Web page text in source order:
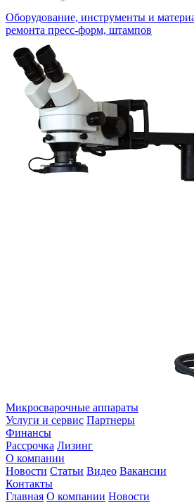
Оборудование, инструменты и
ремонта пресс-форм, штампов
Микросварочные аппараты
Услуги и сервис Партнеры
Финансы
Рассрочка Лизинг
О компании
Новости Статьи Видео Вакансии
Контакты
Главная О компании Новости